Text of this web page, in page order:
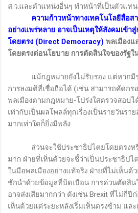
ส.ว.และตำแหน่งอื่นๆ ทำหน้าที่เป็นตัวแท
ความก้าวหน้าทางเทคโนโลยีสื่อ
อย่างแพร่หลาย อาจเป็นเหตุให้สังคมเข้า
โดยตรง (Direct Democracy) พลเมืองแ
โดยตรงต่อนโยบาย การตัดสินใจของรัฐใ
แม้กฎหมายยังไม่รับรอง แต่หาก
การลงมติที่เชื่อถือได้ (เช่น สามารถคัดกร
พลเมืองตามกฎหมาย-โปร่งใสตรวจสอบ
เท่ากับเป็นผลโพลล์ทุกเรื่องเป็นรายวันรา
มากเท่าใดก็ยิ่งมีพลัง
ส่วนจะใช้ประชาธิปไตยโดยตรงหรื
มาก ฝ่ายที่เห็นด้วยจะชี้ว่าเป็นประชาธิป
ในมือพลเมืองอย่างแท้จริง ฝ่ายที่ไม่เห็นด้
ชักนำด้วยข้อมูลที่บิดเบือน การด่วนตัดสิ
อาจส่งเสียมากกว่า ดังเช่น Brexit ที่ไม่กี่ปี
เห็นด้วยแต่ระยะหลังเริ่มเห็นตรงข้าม แล